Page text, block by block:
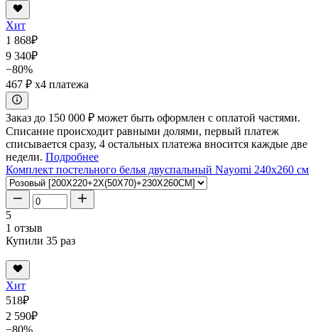
Хит
1 868₽
9 340₽
−80%
467 ₽ x4 платежа
Заказ до 150 000 ₽ может быть оформлен с оплатой частями.
Списание происходит равными долями, первый платеж
списывается сразу, 4 остальных платежа вносится каждые две
недели. Подробнее
Комплект постельного белья двуспальный Nayomi 240x260 см
5
1 отзыв
Купили 35 раз
Хит
518₽
2 590₽